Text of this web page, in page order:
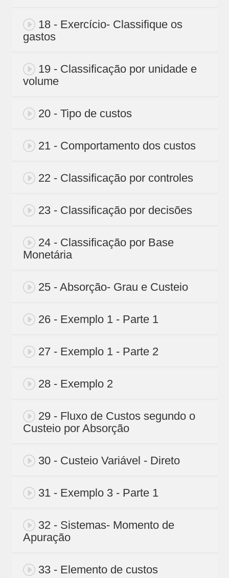
18 - Exercício- Classifique os
gastos
19 - Classificação por unidade e
volume
20 - Tipo de custos
21 - Comportamento dos custos
22 - Classificação por controles
23 - Classificação por decisões
24 - Classificação por Base
Monetária
25 - Absorção- Grau e Custeio
26 - Exemplo 1 - Parte 1
27 - Exemplo 1 - Parte 2
28 - Exemplo 2
29 - Fluxo de Custos segundo o
Custeio por Absorção
30 - Custeio Variável - Direto
31 - Exemplo 3 - Parte 1
32 - Sistemas- Momento de
Apuração
33 - Elemento de custos